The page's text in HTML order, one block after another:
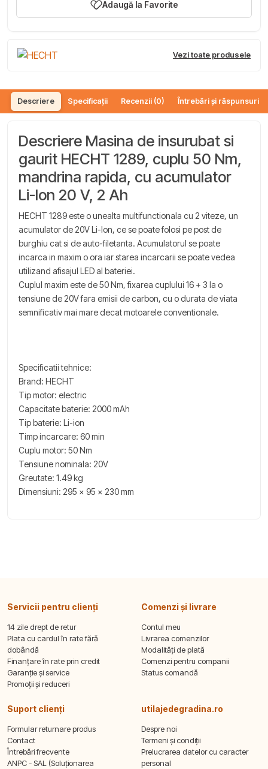
Adaugă la Favorite
Vezi toate produsele
Descriere Specificații Recenzii (0) Întrebări și răspunsuri
Descriere Masina de insurubat si
gaurit HECHT 1289, cuplu 50 Nm,
mandrina rapida, cu acumulator
Li-Ion 20 V, 2 Ah
HECHT 1289 este o unealta multifunctionala cu 2 viteze, un
acumulator de 20V Li-Ion, ce se poate folosi pe post de
burghiu cat si de auto-filetanta. Acumulatorul se poate
incarca in maxim o ora iar starea incarcarii se poate vedea
utilizand afisajul LED al bateriei.
Cuplul maxim este de 50 Nm, fixarea cuplului 16 + 3 la o
tensiune de 20V fara emisii de carbon, cu o durata de viata
semnificativ mai mare decat motoarele conventionale.
Specificatii tehnice:
Brand: HECHT
Tip motor: electric
Capacitate baterie: 2000 mAh
Tip baterie: Li-ion
Timp incarcare: 60 min
Cuplu motor: 50 Nm
Tensiune nominala: 20V
Greutate: 1.49 kg
Dimensiuni: 295 x 95 x 230 mm
Servicii pentru clienți
14 zile drept de retur
Plata cu cardul în rate fără
dobândă
Finanțare în rate prin credit
Garanție și service
Promoții și reduceri
Comenzi și livrare
Contul meu
Livrarea comenzilor
Modalități de plată
Comenzi pentru companii
Status comandă
Suport clienți
Formular returnare produs
Contact
Întrebări frecvente
ANPC - SAL (Soluționarea
utilajedegradina.ro
Despre noi
Termeni și condiții
Prelucrarea datelor cu caracter
personal